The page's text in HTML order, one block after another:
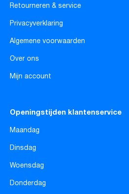
Retourneren & service
Privacyverklaring
Algemene voorwaarden
Over ons
Mijn account
Openingstijden klantenservice
Maandag
Dinsdag
Woensdag
Donderdag